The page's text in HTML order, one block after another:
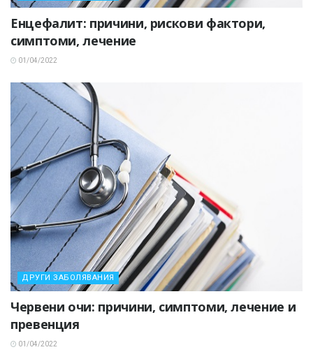
Енцефалит: причини, рискови фактори,
симптоми, лечение
01/04/2022
ДРУГИ ЗАБОЛЯВАНИЯ
Червени очи: причини, симптоми, лечение и
превенция
01/04/2022